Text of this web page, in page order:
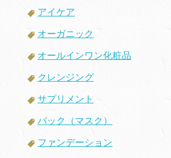
アイケア
オーガニック
オールインワン化粧品
クレンジング
サプリメント
パック（マスク）
ファンデーション